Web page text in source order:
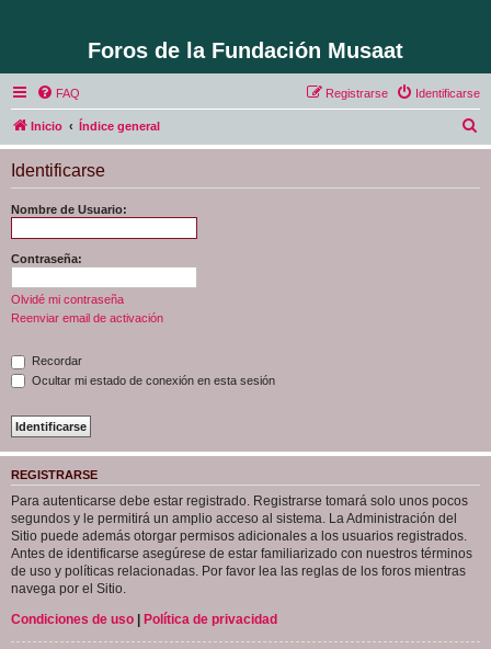
Foros de la Fundación Musaat
FAQ Identificarse
Registrarse
Inicio Índice general
u
Identificarse
Nombre de Usuario:
Contraseña:
Olvidé mi contraseña
Reenviar email de activación
Recordar
Ocultar mi estado de conexión en esta sesión
REGISTRARSE
Para autenticarse debe estar registrado. Registrarse tomará solo unos pocos
segundos y le permitirá un amplio acceso al sistema. La Administración del
Sitio puede además otorgar permisos adicionales a los usuarios registrados.
Antes de identificarse asegúrese de estar familiarizado con nuestros términos
de uso y políticas relacionadas. Por favor lea las reglas de los foros mientras
navega por el Sitio.
Condiciones de uso | Política de privacidad